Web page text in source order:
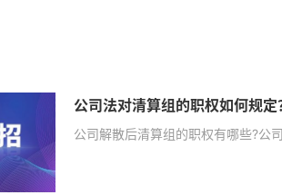
公司法对清算组的职权如何规
公司解散后清算组的职权有哪些?公